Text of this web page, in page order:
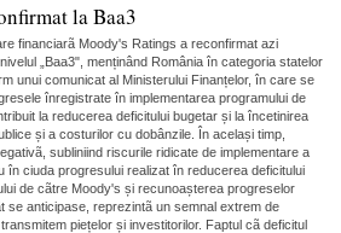
la Baa3
financiarã Moody's Ratings a reconfirmat azi
„Baa3", menținând România în categoria statelor
unui comunicat al Ministerului Finanțelor, în care se
înregistrate în implementarea programului de
la reducerea deficitului bugetar și la încetinirea
și a costurilor cu dobânzile. În același timp,
subliniind riscurile ridicate de implementare a
în ciuda progresului realizat în reducerea deficitului
de cãtre Moody's și recunoașterea progreselor
se anticipase, reprezintã un semnal extrem de
piețelor și investitorilor. Faptul cã deficitul